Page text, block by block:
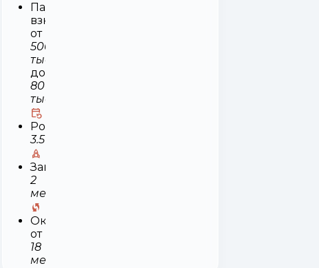
Паушальный
взнос
от
500
тыс
до
800
тыс
Роялти
3.5%
Запуск
2
месяца
Окупаемость
от
18
месяцев